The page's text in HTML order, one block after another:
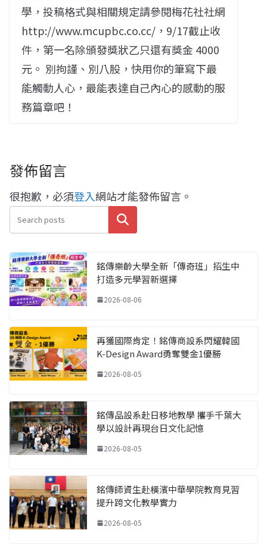
學，投稿格式與相關規定請參閱梅花社社網
http://www.mcupbc.co.cc/，9/17截止收
件，第一名除頒發獎狀乙只還有獎金 4000
元。 別拘謹、別八股，快用你的筆寫下最
能觸動人心，最能表達自己內心的感動的服
務篇章吧！
發佈留言
很抱歉，必須登入網站才能發佈留言。
搜尋
銘傳樂齡大學全新「傳奇班」招生中
打造多元學習新選擇
2026-08-06
再獲國際肯定！銘傳商設系閃耀韓國
K-Design Award勇奪雙金1優勝
2026-08-05
銘傳品設系赴日移地教學 攜手千葉大
學以設計再現台日文化記憶
2026-08-05
銘傳師資生赴橫濱中華學院教育見習
提升跨文化教學實力
2026-08-05